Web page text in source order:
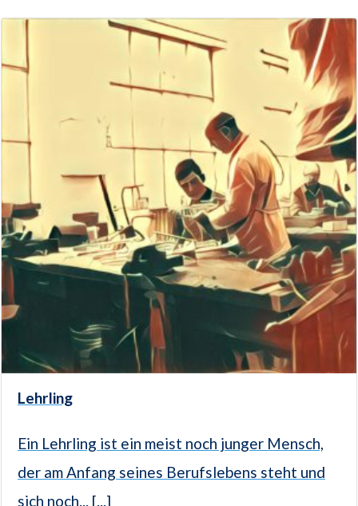
Lehrling
Ein Lehrling ist ein meist noch junger Mensch,
der am Anfang seines Berufslebens steht und
sich noch... [...]